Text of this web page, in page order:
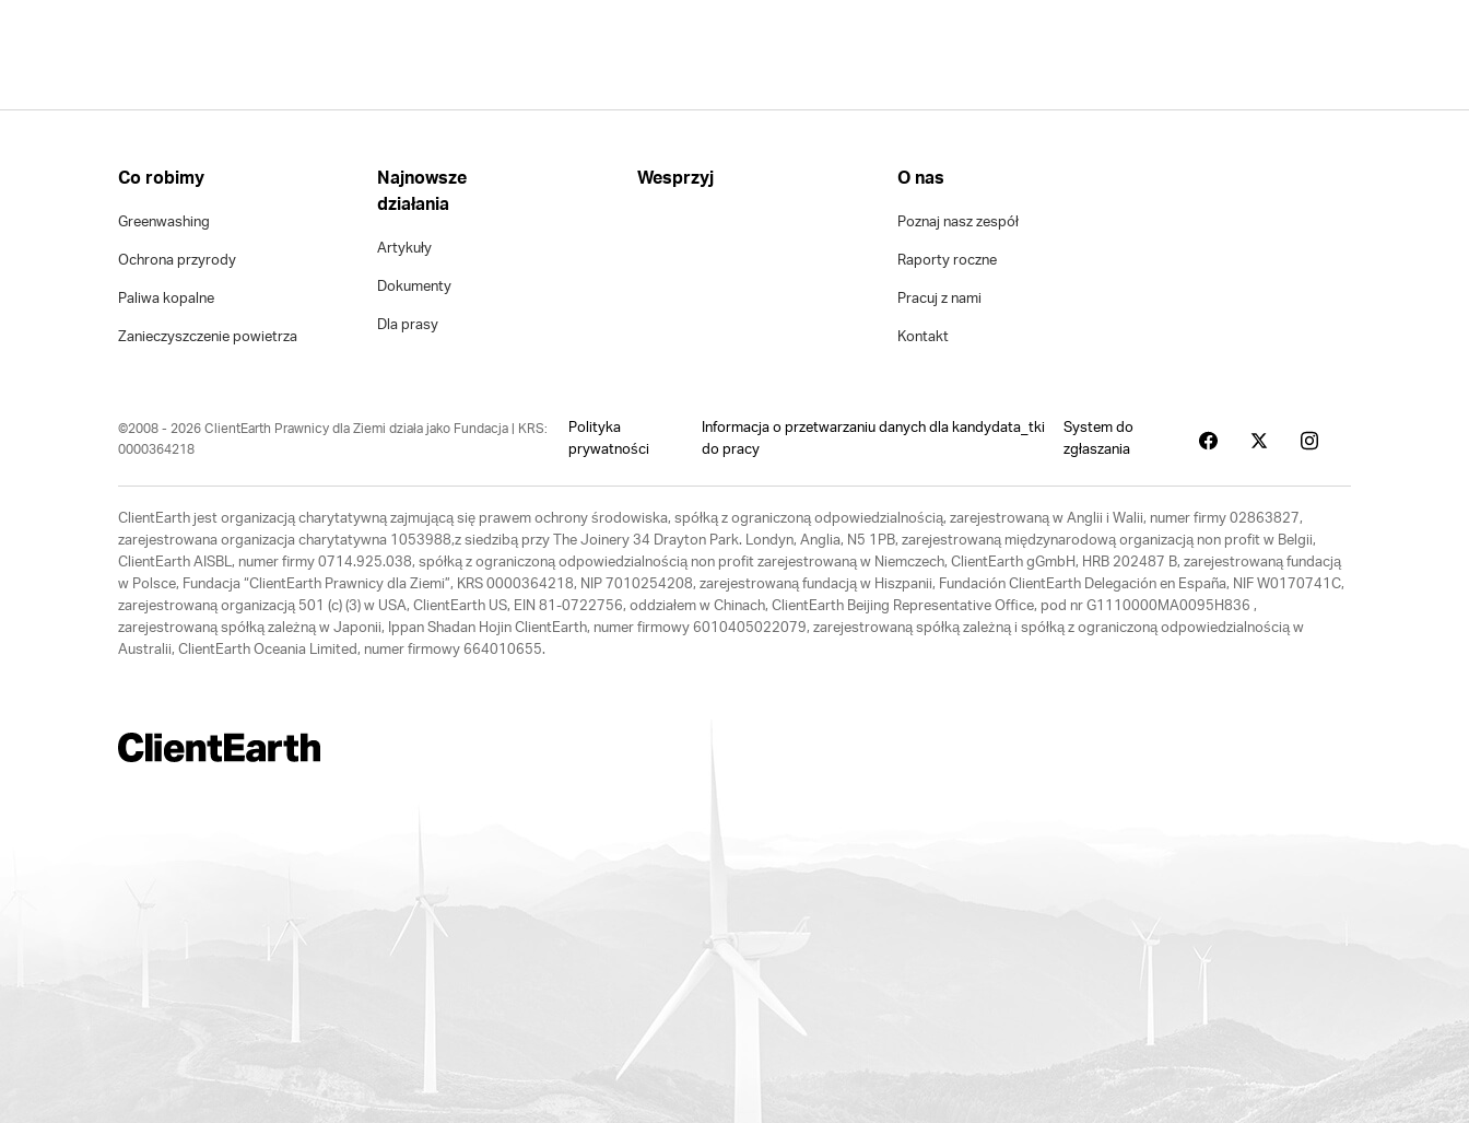
Co robimy
Greenwashing
Ochrona przyrody
Paliwa kopalne
Zanieczyszczenie powietrza
Najnowsze
działania
Artykuły
Dokumenty
Dla prasy
Wesprzyj O nas
Poznaj nasz zespół
Raporty roczne
Pracuj z nami
Kontakt
©2008 - 2026 ClientEarth Prawnicy dla Ziemi działa jako Fundacja | KRS:
0000364218
Polityka
prywatności
Informacja o przetwarzaniu danych dla kandydata_tki
do pracy
System do
zgłaszania
ClientEarth jest organizacją charytatywną zajmującą się prawem ochrony środowiska, spółką z ograniczoną odpowiedzialnością, zarejestrowaną w Anglii i Walii, numer firmy 02863827,
zarejestrowana organizacja charytatywna 1053988,z siedzibą przy The Joinery 34 Drayton Park. Londyn, Anglia, N5 1PB, zarejestrowaną międzynarodową organizacją non profit w Belgii,
ClientEarth AISBL, numer firmy 0714.925.038, spółką z ograniczoną odpowiedzialnością non profit zarejestrowaną w Niemczech, ClientEarth gGmbH, HRB 202487 B, zarejestrowaną fundacją
w Polsce, Fundacja “ClientEarth Prawnicy dla Ziemi”, KRS 0000364218, NIP 7010254208, zarejestrowaną fundacją w Hiszpanii, Fundación ClientEarth Delegación en España, NIF W0170741C,
zarejestrowaną organizacją 501 (c) (3) w USA, ClientEarth US, EIN 81-0722756, oddziałem w Chinach, ClientEarth Beijing Representative Office, pod nr G1110000MA0095H836 ,
zarejestrowaną spółką zależną w Japonii, Ippan Shadan Hojin ClientEarth, numer firmowy 6010405022079, zarejestrowaną spółką zależną i spółką z ograniczoną odpowiedzialnością w
Australii, ClientEarth Oceania Limited, numer firmowy 664010655.